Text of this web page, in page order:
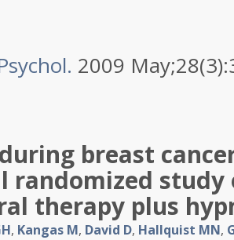
2009
breast
randomized study
therapy plus
, Kangas M, David D, Hallquist MN,